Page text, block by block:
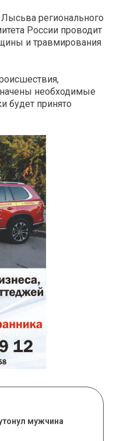
регионального
России проводит
и травмирования
необходимые
будет принято
мужчина